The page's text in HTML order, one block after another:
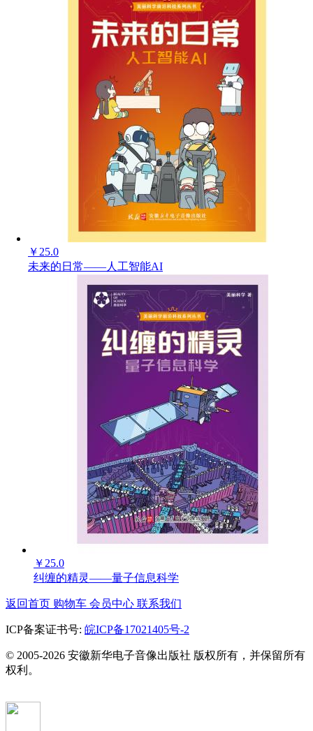
￥ 25.0
未来的日常——人工智能AI
￥ 25.0
纠缠的精灵——量子信息科学
返回首页 购物车 会员中心 联系我们
ICP备案证书号: 皖ICP备17021405号-2
© 2005-2026 安徽新华电子音像出版社 版权所有，并保留所有
权利。